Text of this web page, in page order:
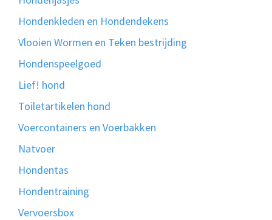
Hondenkleden en Hondendekens
Vlooien Wormen en Teken bestrijding
Hondenspeelgoed
Lief! hond
Toiletartikelen hond
Voercontainers en Voerbakken
Natvoer
Hondentas
Hondentraining
Vervoersbox